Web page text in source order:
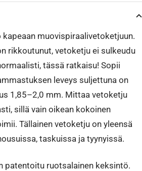
muovispiraalivetoketjuun.
rikkoutunut, vetoketju ei sulkeudu
tässä ratkaisu! Sopii
leveys suljettuna on
1,85–2,0 mm. Mittaa vetoketju
sillä vain oikean kokoinen
Tällainen vetoketju on yleensä
taskuissa ja tyynyissä.
patentoitu ruotsalainen keksintö.